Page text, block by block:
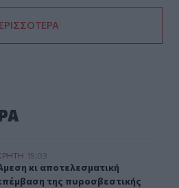
επέμβαση της
15:03
κι αποτελεσματική
κι αποτελεσματική
της πυροσβεστικής